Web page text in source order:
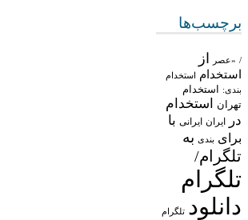
برچسب‌ها
/ «عصر از
استخدام استخدام
بندی: استخدام
تهران
استخدام
در
ایران ایرانی با
برای بندی به
تلگرام/
تلگرام
دانلود تلگرام